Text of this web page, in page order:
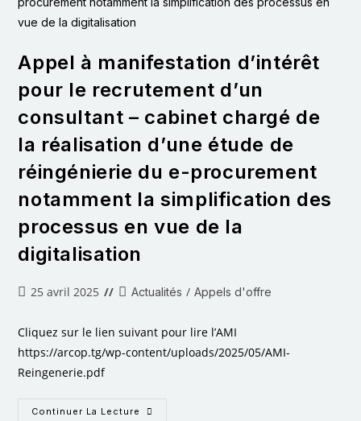
Appel à manifestation d’intérêt
pour le recrutement d’un
consultant – cabinet chargé de
la réalisation d’une étude de
réingénierie du e-procurement
notamment la simplification des
processus en vue de la
digitalisation
25 avril 2025 Actualités / Appels d'offre
Cliquez sur le lien suivant pour lire l’AMI
https://arcop.tg/wp-content/uploads/2025/05/AMI-
Reingenerie.pdf
Continuer La Lecture